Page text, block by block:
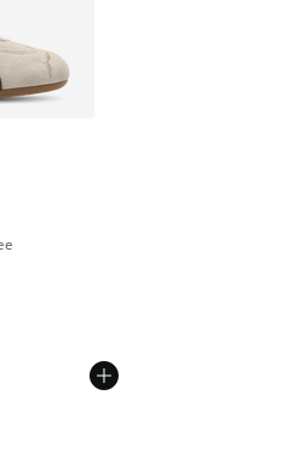
Preis ist von € 109,99 auf €